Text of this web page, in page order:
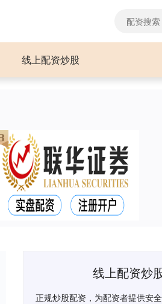
线上配资炒股
线上配资炒
正规炒股配资，为配资者提供安